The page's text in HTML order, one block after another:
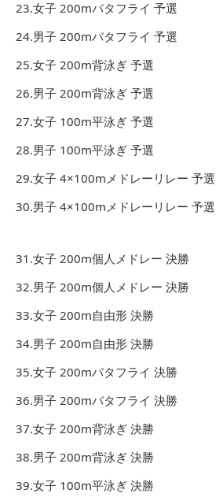
23.女子 200mバタフライ 予選
24.男子 200mバタフライ 予選
25.女子 200m背泳ぎ 予選
26.男子 200m背泳ぎ 予選
27.女子 100m平泳ぎ 予選
28.男子 100m平泳ぎ 予選
29.女子 4×100mメドレーリレー 予選
30.男子 4×100mメドレーリレー 予選
31.女子 200m個人メドレー 決勝
32.男子 200m個人メドレー 決勝
33.女子 200m自由形 決勝
34.男子 200m自由形 決勝
35.女子 200mバタフライ 決勝
36.男子 200mバタフライ 決勝
37.女子 200m背泳ぎ 決勝
38.男子 200m背泳ぎ 決勝
39.女子 100m平泳ぎ 決勝